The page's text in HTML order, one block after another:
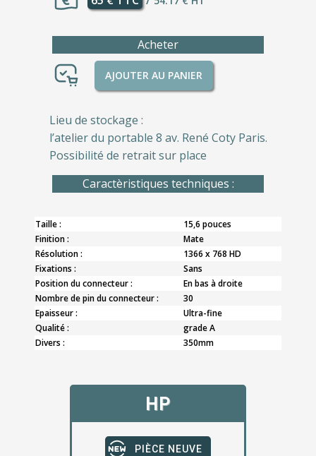
Acheter
AJOUTER AU PANIER
Lieu de stockage :
l’atelier du portable 8 av. René Coty Paris.
Possibilité de retrait sur place
Caractèristiques techniques :
Taille :
15,6 pouces
Finition :
Mate
Résolution :
1366 x 768 HD
Fixations :
Sans
Position du connecteur :
En bas à droite
Nombre de pin du connecteur :
30
Epaisseur :
Ultra-fine
Qualité :
grade A
Divers :
350mm
HP
PIÈCE NEUVE